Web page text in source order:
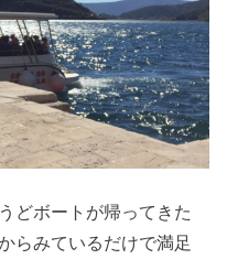
どボートが帰ってきた
らみているだけで満足